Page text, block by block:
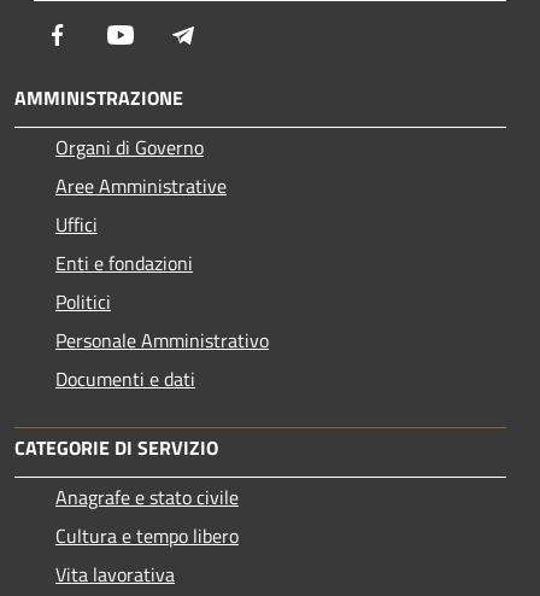
Facebook Youtube
AMMINISTRAZIONE
Organi di Governo
Aree Amministrative
Uffici
Enti e fondazioni
Politici
Personale Amministrativo
Documenti e dati
CATEGORIE DI SERVIZIO
Anagrafe e stato civile
Cultura e tempo libero
Vita lavorativa